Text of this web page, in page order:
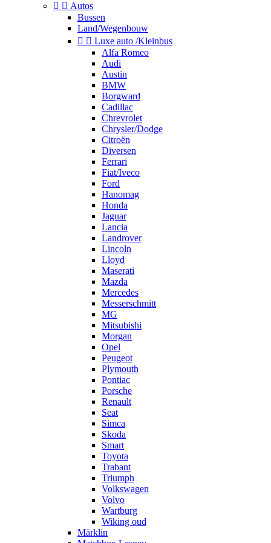
  Autos
Bussen
Land/Wegenbouw
  Luxe auto /Kleinbus
Alfa Romeo
Audi
Austin
BMW
Borgward
Cadillac
Chrevrolet
Chrysler/Dodge
Citroën
Diversen
Ferrari
Fiat/Iveco
Ford
Hanomag
Honda
Jaguar
Lancia
Landrover
Lincoln
Lloyd
Maserati
Mazda
Mercedes
Messerschmitt
MG
Mitsubishi
Morgan
Opel
Peugeot
Plymouth
Pontiac
Porsche
Renault
Seat
Simca
Skoda
Smart
Toyota
Trabant
Triumph
Volkswagen
Volvo
Wartburg
Wiking oud
Märklin